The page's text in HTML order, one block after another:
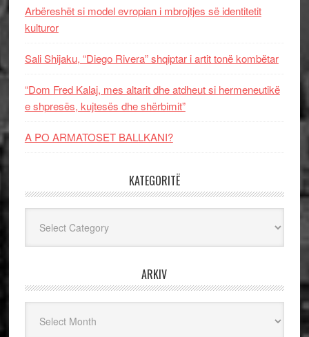
Arbëreshët si model evropian i mbrojtjes së identitetit
kulturor
Sali Shijaku, “Diego Rivera” shqiptar i artit tonë kombëtar
“Dom Fred Kalaj, mes altarit dhe atdheut si hermeneutikë
e shpresës, kujtesës dhe shërbimit”
A PO ARMATOSET BALLKANI?
KATEGORITË
ARKIV